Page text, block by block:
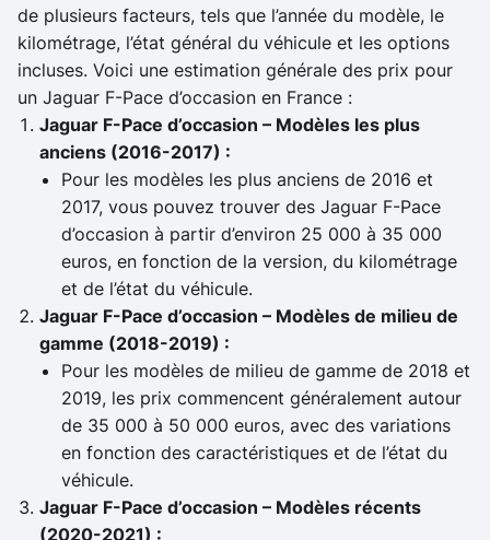
de plusieurs facteurs, tels que l’année du modèle, le
kilométrage, l’état général du véhicule et les options
incluses. Voici une estimation générale des prix pour
un Jaguar F-Pace d’occasion en France :
Jaguar F-Pace d’occasion – Modèles les plus
anciens (2016-2017) :
Pour les modèles les plus anciens de 2016 et
2017, vous pouvez trouver des Jaguar F-Pace
d’occasion à partir d’environ 25 000 à 35 000
euros, en fonction de la version, du kilométrage
et de l’état du véhicule.
Jaguar F-Pace d’occasion – Modèles de milieu de
gamme (2018-2019) :
Pour les modèles de milieu de gamme de 2018 et
2019, les prix commencent généralement autour
de 35 000 à 50 000 euros, avec des variations
en fonction des caractéristiques et de l’état du
véhicule.
Jaguar F-Pace d’occasion – Modèles récents
(2020-2021) :